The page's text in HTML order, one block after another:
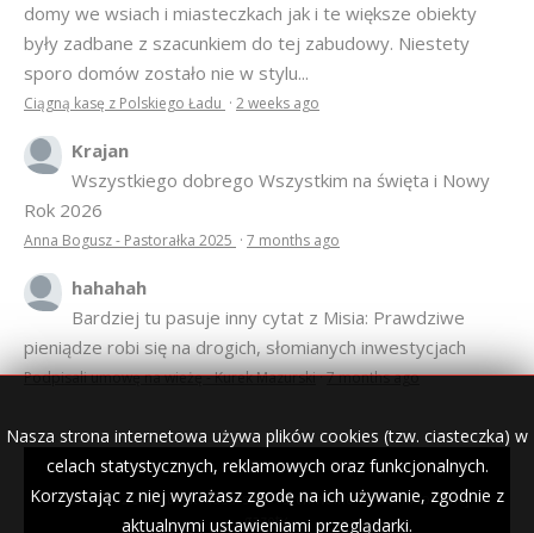
domy we wsiach i miasteczkach jak i te większe obiekty
były zadbane z szacunkiem do tej zabudowy. Niestety
sporo domów zostało nie w stylu...
Ciągną kasę z Polskiego Ładu · 2 weeks ago
Krajan
Wszystkiego dobrego Wszystkim na święta i Nowy
Rok 2026
Anna Bogusz - Pastorałka 2025 · 7 months ago
hahahah
Bardziej tu pasuje inny cytat z Misia: Prawdziwe
pieniądze robi się na drogich, słomianych inwestycjach
Podpisali umowę na wieżę - Kurek Mazurski·7 months ago
Nasza strona internetowa używa plików cookies (tzw. ciasteczka) w
celach statystycznych, reklamowych oraz funkcjonalnych.
Korzystając z niej wyrażasz zgodę na ich używanie, zgodnie z
aktualnymi ustawieniami przeglądarki.
© 2007–2018 Kurek Mazurski — archiwalne wydania lokalnej
gazety.